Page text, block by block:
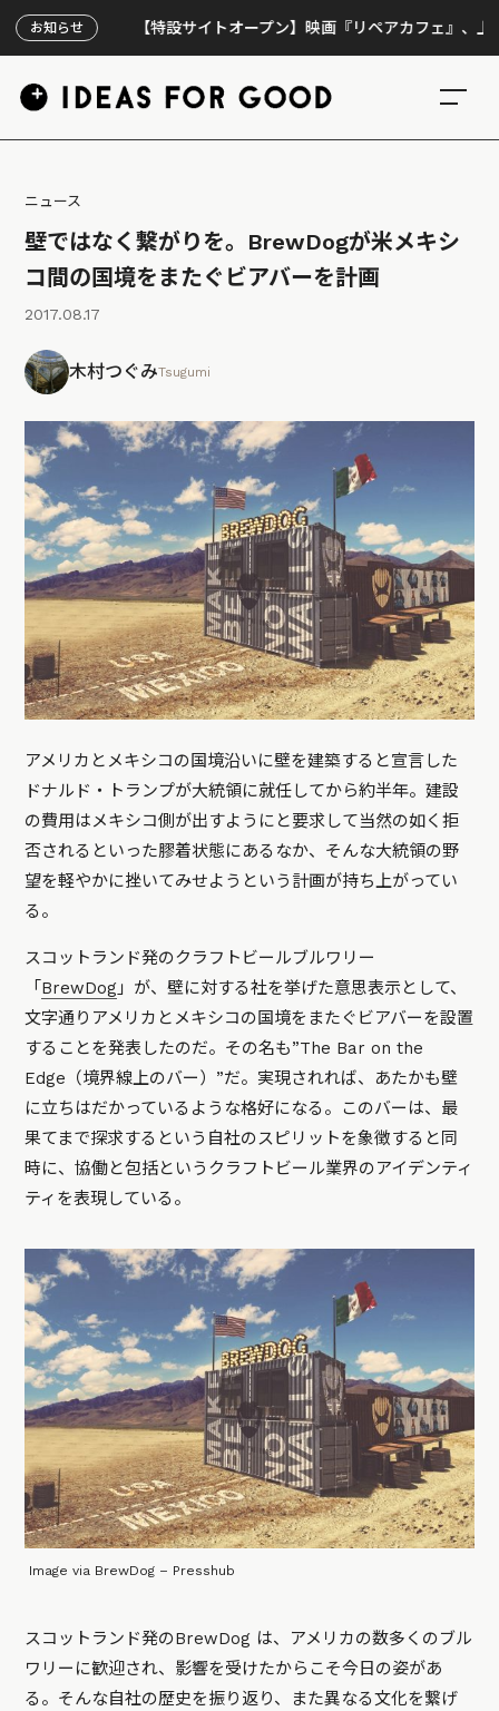
お知らせ【特設サイトオープン】映画『リペアカフェ』、上映300回
ニュース
壁ではなく繋がりを。BrewDogが米メキシ
コ間の国境をまたぐビアバーを計画
2017.08.17
木村つぐみTsugumi
アメリカとメキシコの国境沿いに壁を建築すると宣言した
ドナルド・トランプが大統領に就任してから約半年。建設
の費用はメキシコ側が出すようにと要求して当然の如く拒
否されるといった膠着状態にあるなか、そんな大統領の野
望を軽やかに挫いてみせようという計画が持ち上がってい
る。
スコットランド発のクラフトビールブルワリー
「 BrewDog 」が、壁に対する社を挙げた意思表示として、
文字通りアメリカとメキシコの国境をまたぐビアバーを設置
することを発表したのだ。その名も”The Bar on the
Edge（境界線上のバー）”だ。実現されれば、あたかも壁
に立ちはだかっているような格好になる。このバーは、最
果てまで探求するという自社のスピリットを象徴すると同
時に、協働と包括というクラフトビール業界のアイデンティ
ティを表現している。
Image via BrewDog – Presshub
スコットランド発のBrewDog は、アメリカの数多くのブル
ワリーに歓迎され、影響を受けたからこそ今日の姿があ
る。そんな自社の歴史を振り返り、また異なる文化を繋げ